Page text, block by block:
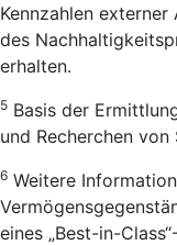
Kennzahlen
des
erhalten.
5 Basis der
und Recherchen
6 Weitere
eines „Best-in-